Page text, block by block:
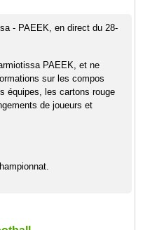
- PAEEK, en direct du 28-
PAEEK, et ne
sur les compos
équipes, les cartons rouge
de joueurs et